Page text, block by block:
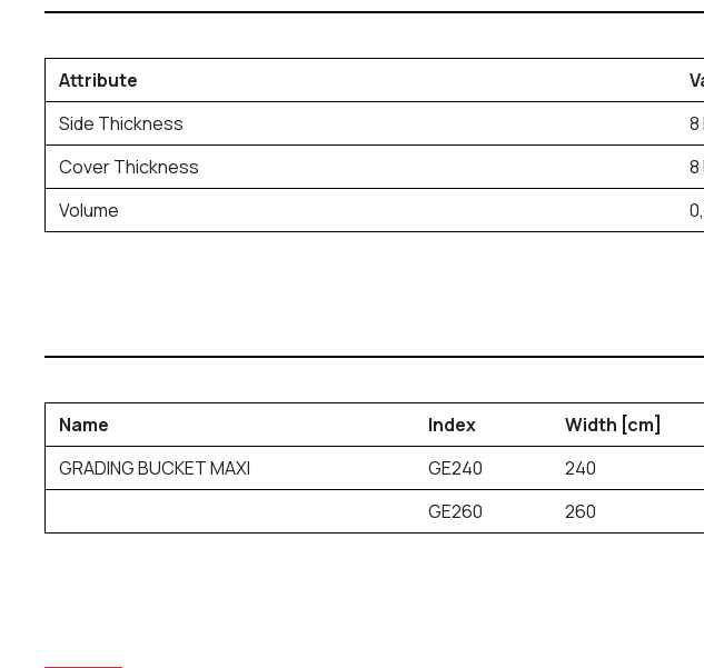
Attribute
Side Thickness
8
Cover Thickness
8
Volume
Name Index Width [cm]
GRADING BUCKET MAXI
GE240 240
GE260
260